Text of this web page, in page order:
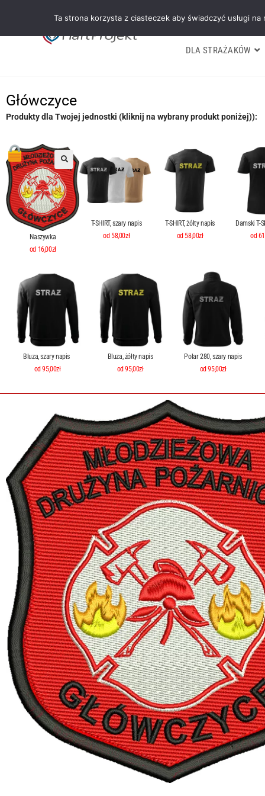
DLA STRAŻAKÓW
Główczyce
Produkty dla Twojej jednostki (kliknij na wybrany produkt poniżej)):
Naszywka
od 16,00zł
T-SHIRT, szary napis
od 58,00zł
T-SHIRT, żółty napis
od 58,00zł
Damski T-
od
Bluza, szary napis
od 95,00zł
Bluza, żółty napis
od 95,00zł
Polar 280, szary napis
od 95,00zł
Ta strona korzysta z ciasteczek aby świadczyć usługi